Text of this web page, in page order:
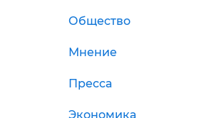
Общество
Мнение
Пресса
Экономика